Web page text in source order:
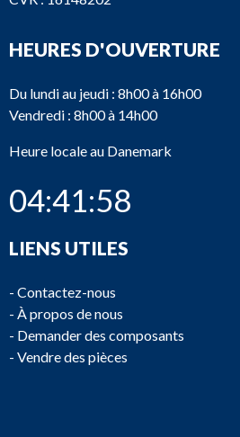
HEURES D'OUVERTURE
Du lundi au jeudi : 8h00 à 16h00
Vendredi : 8h00 à 14h00
Heure locale au Danemark
04:41:58
LIENS UTILES
- Contactez-nous
- À propos de nous
- Demander des composants
- Vendre des pièces